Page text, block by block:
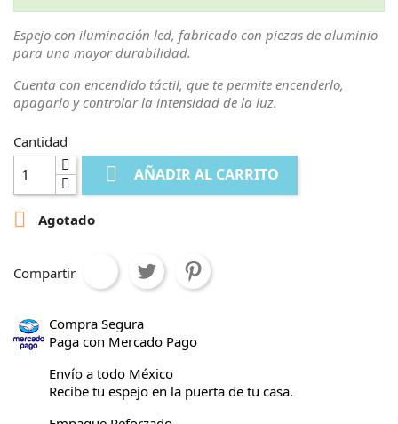
Espejo con iluminación led, fabricado con piezas de aluminio
para una mayor durabilidad.
Cuenta con encendido táctil, que te permite encenderlo,
apagarlo y controlar la intensidad de la luz.
Cantidad
 AÑADIR AL CARRITO
 Agotado
Compartir
Compra Segura
Paga con Mercado Pago
Envío a todo México
Recibe tu espejo en la puerta de tu casa.